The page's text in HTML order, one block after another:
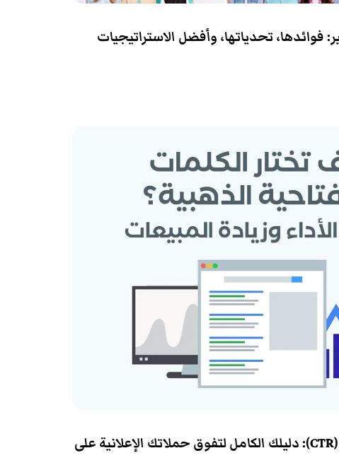
فوائدها، تحدياتها، وأفضل الاستراتيجيات
تحسين معدل النقرة (CTR): دليلك الكامل لتفوق حملاتك الإعلانية على